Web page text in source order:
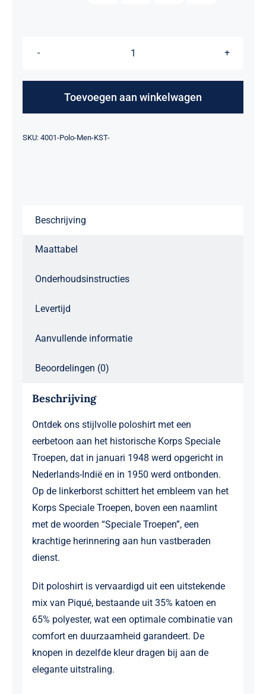
Polo
-
Toevoegen aan winkelwagen
Alternative:
SKU: 4001-Polo-Men-KST-
Beschrijving
Maattabel
Onderhoudsinstructies
Levertijd
Aanvullende informatie
Beoordelingen (0)
Beschrijving
Ontdek ons stijlvolle poloshirt met een
eerbetoon aan het historische Korps Speciale
Troepen, dat in januari 1948 werd opgericht in
Nederlands-Indië en in 1950 werd ontbonden.
Op de linkerborst schittert het embleem van het
Korps Speciale Troepen, boven een naamlint
met de woorden “Speciale Troepen”, een
krachtige herinnering aan hun vastberaden
dienst.
Dit poloshirt is vervaardigd uit een uitstekende
mix van Piqué, bestaande uit 35% katoen en
65% polyester, wat een optimale combinatie van
comfort en duurzaamheid garandeert. De
knopen in dezelfde kleur dragen bij aan de
elegante uitstraling.